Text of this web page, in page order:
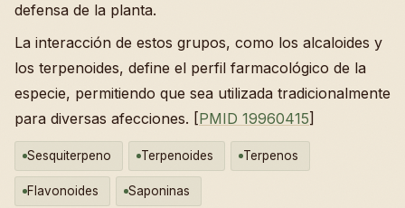
defensa de la planta.
La interacción de estos grupos, como los alcaloides y
los terpenoides, define el perfil farmacológico de la
especie, permitiendo que sea utilizada tradicionalmente
para diversas afecciones. [PMID 19960415]
Sesquiterpeno Terpenoides Terpenos
Flavonoides Saponinas